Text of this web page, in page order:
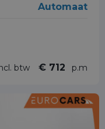
Automaat
btw € 712 p.m